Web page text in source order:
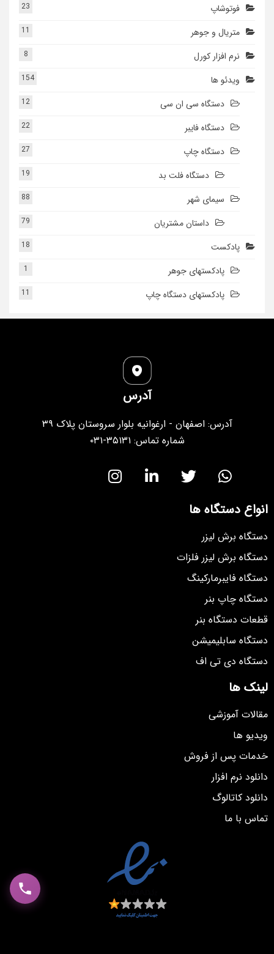
فوتوشاپ 23
متریال و جوهر 11
نرم افزار کورل 8
ویدئو ها 154
دستگاه سی ان سی 12
دستگاه فایبر 22
دستگاه چاپ 27
دستگاه فلت بد 19
سیمای شهر 88
داستان مشتریان 79
پادکست 18
پادکستهای جوهر 1
پادکستهای دستگاه چاپ 11
آدرس
آدرس: اصفهان - ارغوانیه بلوار سروستان پلاک ۳۹
شماره تماس: ۳۵۱۳۱-۰۳۱
انواع دستگاه ها
دستگاه برش لیزر
دستگاه برش لیزر فلزات
دستگاه فایبرمارکینگ
دستگاه چاپ بنر
قطعات دستگاه بنر
دستگاه سابلیمیشن
دستگاه دی تی اف
لینک ها
مقالات آموزشی
ویدیو ها
خدمات پس از فروش
دانلود نرم افزار
دانلود کاتالوگ
تماس با ما